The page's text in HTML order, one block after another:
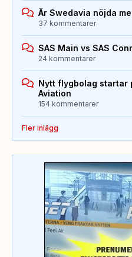
Är Swedavia nöjda
37 kommentarer
SAS Main vs SAS
24 kommentarer
Nytt flygbolag startar
Aviation
154 kommentarer
Fler inlägg